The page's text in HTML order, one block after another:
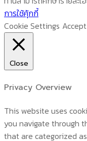
การใช้คุ้กกี้
Cookie Settings
Close
Privacy Overview
This website uses
you navigate through
that are categorized